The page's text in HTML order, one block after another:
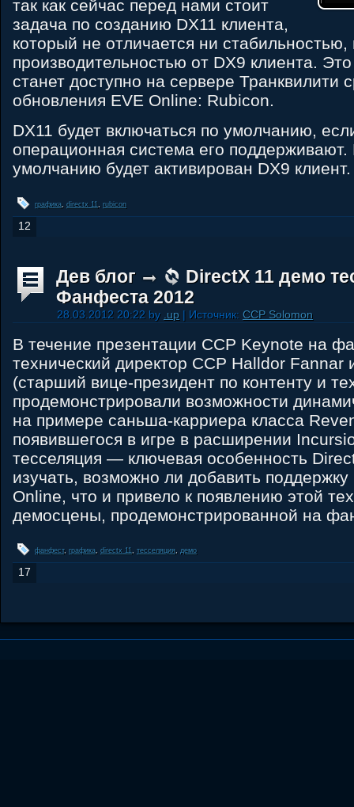
так как сейчас перед нами стоит
задача по созданию DX11 клиента,
который не отличается ни стабильностью,
производительностью от DX9 клиента.
станет доступно на сервере Транквилити
обновления EVE Online: Rubicon.
DX11 будет включаться по умолчанию,
операционная система его поддерживают.
умолчанию будет активирован DX9 клиент.
графика directx 11 rubicon
12
Дев блог
DirectX 11 демо
Фанфеста 2012
28.03.2012 20:22 by .up | Источник: CCP Solomon
В течение презентации CCP Keynote на
технический директор CCP Halldor Fannar
(cтарший вице-президент по контенту и
продемонстрировали возможности
на примере саньша-карриера класса
появившегося в игре в расширении
тесселяция — ключевая особенность
изучать, возможно ли добавить
Online, что и привело к появлению этой
демосцены, продемонстрированной на
фанфест, графика, directx 11, тесселяция, демо
17